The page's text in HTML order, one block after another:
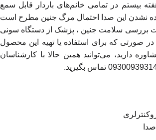
بیستم در تمامی خانم‌های باردار قابل سمع
نشدن این صدا احتمال مرگ جنین مطرح است
بررسی سلامت جنین ، پزشک از دستگاه سونی
در صورتی که برای استفاده یا تهیه این محصول
دارید، می‌توانید همین حالا با کارشناسان